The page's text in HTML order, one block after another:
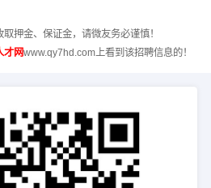
押金、保证金，请微友务必谨慎！
才网www.qy7hd.com上看到该招聘信息的！